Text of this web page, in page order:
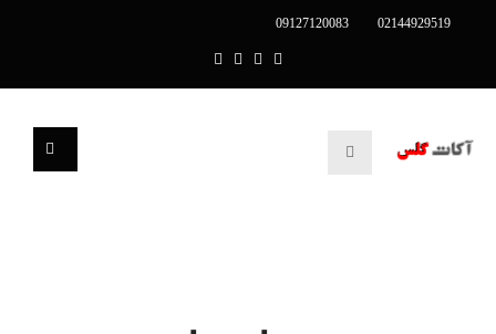
02144929519
09127120083